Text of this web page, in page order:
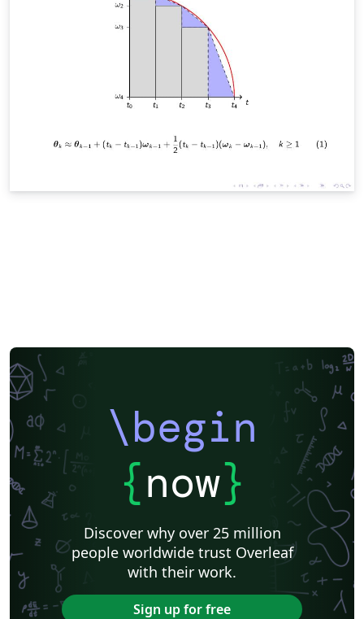
\begin
{now}
Discover why over 25 million
people worldwide trust Overleaf
with their work.
Sign up for free